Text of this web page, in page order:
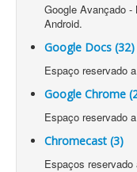
Google Avançado
Android.
Google Docs (32)
Espaço reservado
Google Chrome
Espaço reservado
Chromecast (3)
Espaços